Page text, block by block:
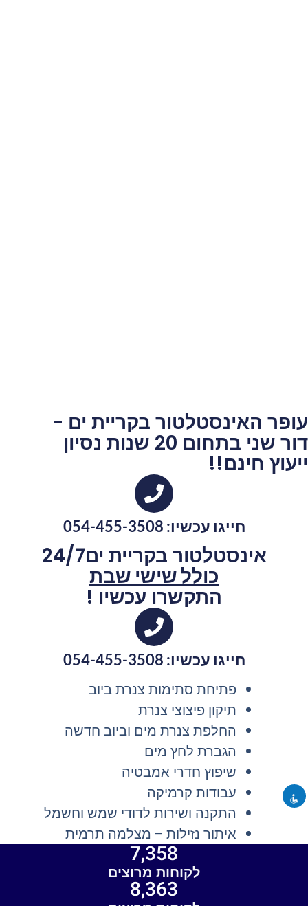
עופר האינסטלטור בקריית ים -
דור שני בתחום 20 שנות נסיון
ייעוץ חינם!!
חייגו עכשיו: 054-455-3508
אינסטלטור בקריית ים24/7
כולל שישי שבת
התקשרו עכשיו !
חייגו עכשיו: 054-455-3508
פתיחת סתימות צנרת ביוב
תיקון פיצוצי צנרת
החלפת צנרת מים וביוב חדשה
הגברת לחץ מים
שיפוץ חדרי אמבטיה
עבודות קרמיקה
התקנה ושירות לדודי שמש וחשמל
איתור נזילות – מצלמה תרמית
לקוחות מרוצים
7,358
8,363